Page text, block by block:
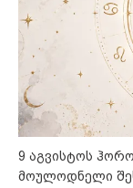
9 აგვისტოს
მოულოდნელი